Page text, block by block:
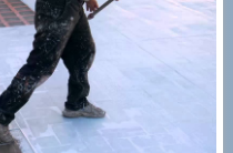
nhỏ:
Giá Trọn Gói Tham
Khảo (VNĐ/Xe)
300.000 – 400.000